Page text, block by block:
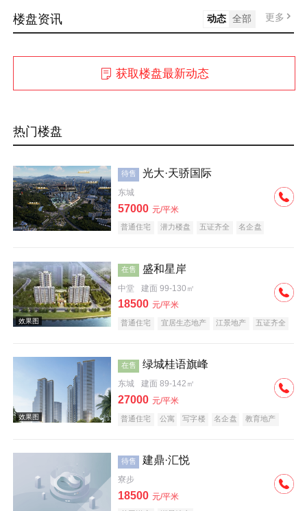
楼盘资讯 动态 全部 更多
获取楼盘最新动态
热门楼盘
待售 光大·天骄国际
东城
57000 元/平米
普通住宅 潜力楼盘 五证齐全 名企盘
在售 盛和星岸
中堂 建面 99-130㎡
18500 元/平米
普通住宅 宜居生态地产 江景地产 五证齐全
在售 绿城桂语旗峰
东城 建面 89-142㎡
27000 元/平米
普通住宅 公寓 写字楼 名企盘 教育地产
待售 建鼎·汇悦
寮步
18500 元/平米